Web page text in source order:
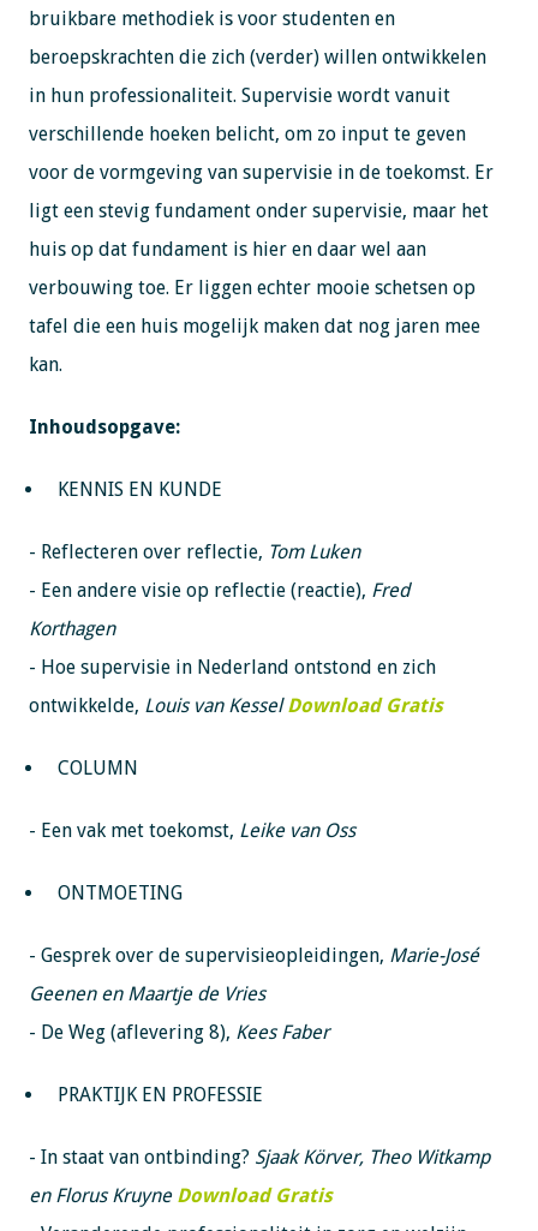
bruikbare methodiek is voor studenten en
beroepskrachten die zich (verder) willen ontwikkelen
in hun professionaliteit. Supervisie wordt vanuit
verschillende hoeken belicht, om zo input te geven
voor de vormgeving van supervisie in de toekomst. Er
ligt een stevig fundament onder supervisie, maar het
huis op dat fundament is hier en daar wel aan
verbouwing toe. Er liggen echter mooie schetsen op
tafel die een huis mogelijk maken dat nog jaren mee
kan.
Inhoudsopgave:
KENNIS EN KUNDE
- Reflecteren over reflectie, Tom Luken
- Een andere visie op reflectie (reactie), Fred
Korthagen
- Hoe supervisie in Nederland ontstond en zich
ontwikkelde, Louis van KesselDownload Gratis
COLUMN
- Een vak met toekomst, Leike van Oss
ONTMOETING
- Gesprek over de supervisieopleidingen, Marie-José
Geenen en Maartje de Vries
- De Weg (aflevering 8), Kees Faber
PRAKTIJK EN PROFESSIE
- In staat van ontbinding? Sjaak Körver, Theo Witkamp
en Florus Kruyne Download Gratis